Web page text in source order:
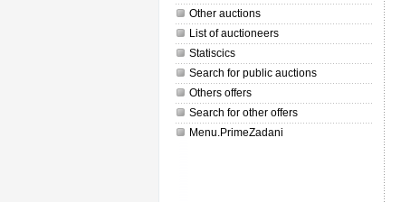
Other auctions
List of auctioneers
Statiscics
Search for public auctions
Others offers
Search for other offers
Menu.PrimeZadani